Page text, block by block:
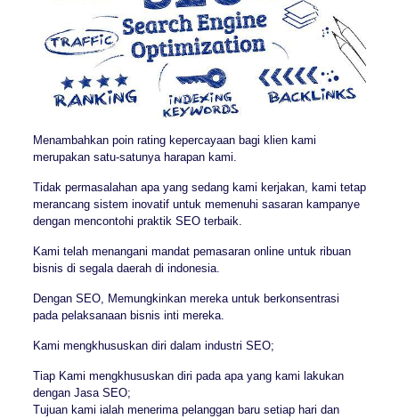
Menambahkan poin rating kepercayaan bagi klien kami
merupakan satu-satunya harapan kami.
Tidak permasalahan apa yang sedang kami kerjakan, kami tetap
merancang sistem inovatif untuk memenuhi sasaran kampanye
dengan mencontohi praktik SEO terbaik.
Kami telah menangani mandat pemasaran online untuk ribuan
bisnis di segala daerah di indonesia.
Dengan SEO, Memungkinkan mereka untuk berkonsentrasi
pada pelaksanaan bisnis inti mereka.
Kami mengkhususkan diri dalam industri SEO;
Tiap Kami mengkhususkan diri pada apa yang kami lakukan
dengan Jasa SEO;
Tujuan kami ialah menerima pelanggan baru setiap hari dan